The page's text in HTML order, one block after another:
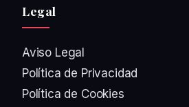
Legal
Aviso Legal
Política de Privacidad
Política de Cookies